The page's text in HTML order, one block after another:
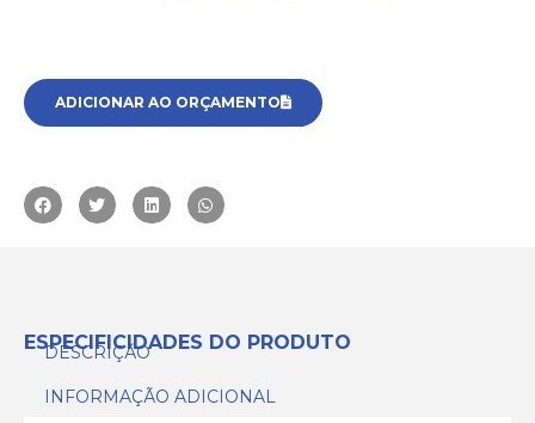
ADICIONAR AO ORÇAMENTO
ESPECIFICIDADES DO PRODUTO
DESCRIÇÃO
INFORMAÇÃO ADICIONAL